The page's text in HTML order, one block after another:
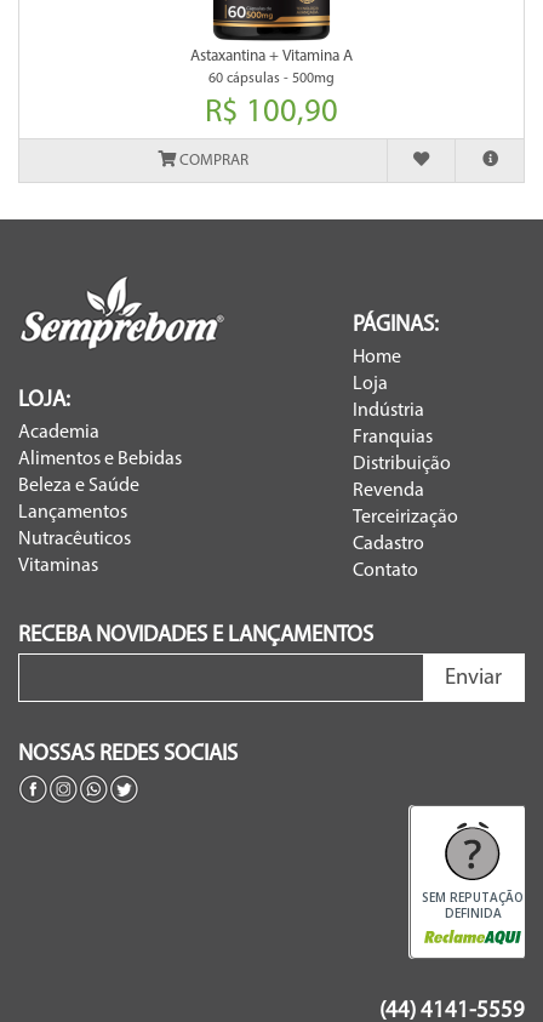
Astaxantina + Vitamina A
60 cápsulas - 500mg
R$ 100,90
COMPRAR
PÁGINAS:
Home
Loja
Indústria
Franquias
Distribuição
Revenda
Terceirização
Cadastro
Contato
LOJA:
Academia
Alimentos e Bebidas
Beleza e Saúde
Lançamentos
Nutracêuticos
Vitaminas
RECEBA NOVIDADES E LANÇAMENTOS
Enviar
NOSSAS REDES SOCIAIS
SEM REPUTAÇÃO
DEFINIDA
(44) 4141-5559